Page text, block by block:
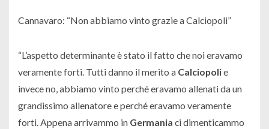
Cannavaro: “Non abbiamo vinto grazie a Calciopoli”
“L’aspetto determinante è stato il fatto che noi eravamo
veramente forti. Tutti danno il merito a Calciopolie
invece no, abbiamo vinto perché eravamo allenati da un
grandissimo allenatore e perché eravamo veramente
forti. Appena arrivammo in Germania ci dimenticammo